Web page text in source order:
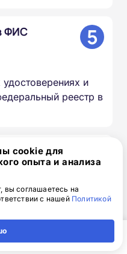
ФИС
5
и
реестр в
6
почту в день
доставляем
cookie для
опыта и анализа
вы соглашаетесь на
с нашей Политикой